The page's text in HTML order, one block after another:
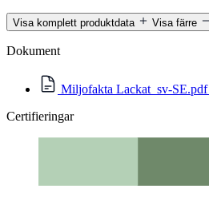
Visa komplett produktdata Visa färre
Dokument
Miljofakta Lackat_sv-SE.pdf
Certifieringar